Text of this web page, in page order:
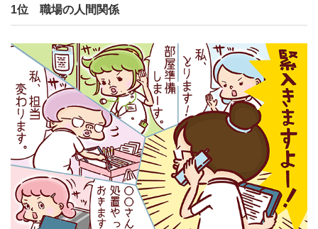
1位 職場の人間関係